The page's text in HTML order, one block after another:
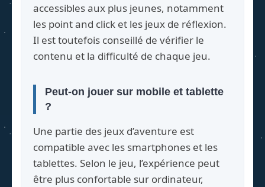
accessibles aux plus jeunes, notamment
les point and click et les jeux de réflexion.
Il est toutefois conseillé de vérifier le
contenu et la difficulté de chaque jeu.
Peut-on jouer sur mobile et tablette
?
Une partie des jeux d’aventure est
compatible avec les smartphones et les
tablettes. Selon le jeu, l’expérience peut
être plus confortable sur ordinateur,